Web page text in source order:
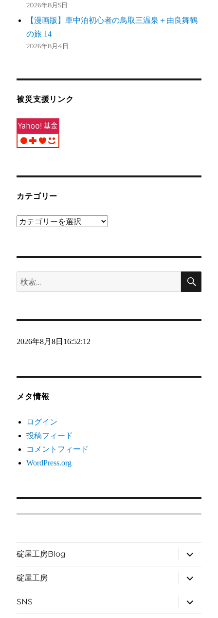
2026年8月5日
【漫画版】車中泊初心者の鳥取三温泉＋由良舞鶴
の旅 14
2026年8月4日
被災支援リンク
カテゴリー
カ
検
索:
検
2026年8月8日 16:52:13
メタ情報
ログイン
投稿フィード
コメントフィード
WordPress.org
碇屋工房Blog
サ
ブ
メ
ニ
ュ
ー
を
展
開
碇屋工房
サ
ブ
メ
ニ
ュ
ー
SNS
サ
ブ
メ